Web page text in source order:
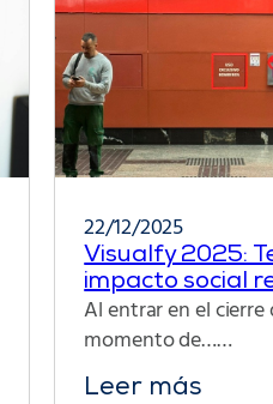
22/12/2025
Visualfy 2025:
impacto social
Al entrar en el cierre
momento de……
Leer más